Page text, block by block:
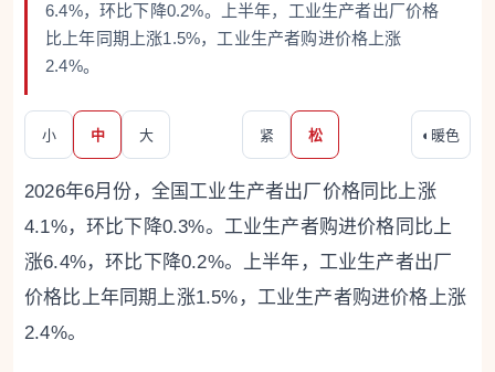
6.4%，环比下降0.2%。上半年，工业生产者出厂价格
比上年同期上涨1.5%，工业生产者购进价格上涨
2.4%。
小 中 大 紧 松 ◐ 暖色
2026年6月份，全国工业生产者出厂价格同比上涨
4.1%，环比下降0.3%。工业生产者购进价格同比上
涨6.4%，环比下降0.2%。上半年，工业生产者出厂
价格比上年同期上涨1.5%，工业生产者购进价格上涨
2.4%。